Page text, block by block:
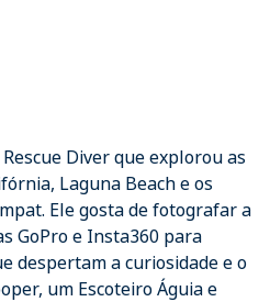
Diver que explorou as
Laguna Beach e os
Ele gosta de fotografar a
GoPro e Insta360 para
despertam a curiosidade e o
um Escoteiro Águia e